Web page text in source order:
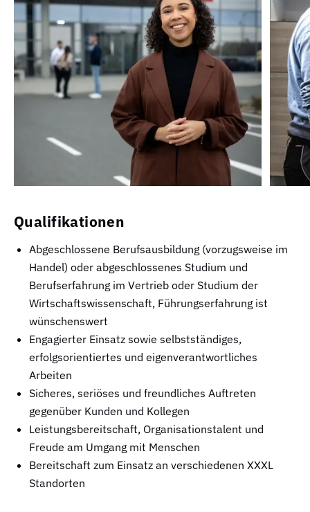
Qualifikationen
Abgeschlossene Berufsausbildung (vorzugsweise im
Handel) oder abgeschlossenes Studium und
Berufserfahrung im Vertrieb oder Studium der
Wirtschaftswissenschaft, Führungserfahrung ist
wünschenswert
Engagierter Einsatz sowie selbstständiges,
erfolgsorientiertes und eigenverantwortliches
Arbeiten
Sicheres, seriöses und freundliches Auftreten
gegenüber Kunden und Kollegen
Leistungsbereitschaft, Organisationstalent und
Freude am Umgang mit Menschen
Bereitschaft zum Einsatz an verschiedenen XXXL
Standorten